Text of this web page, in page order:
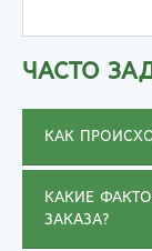
ЧАСТО
КАК
КАКИЕ
ЗАКАЗА?